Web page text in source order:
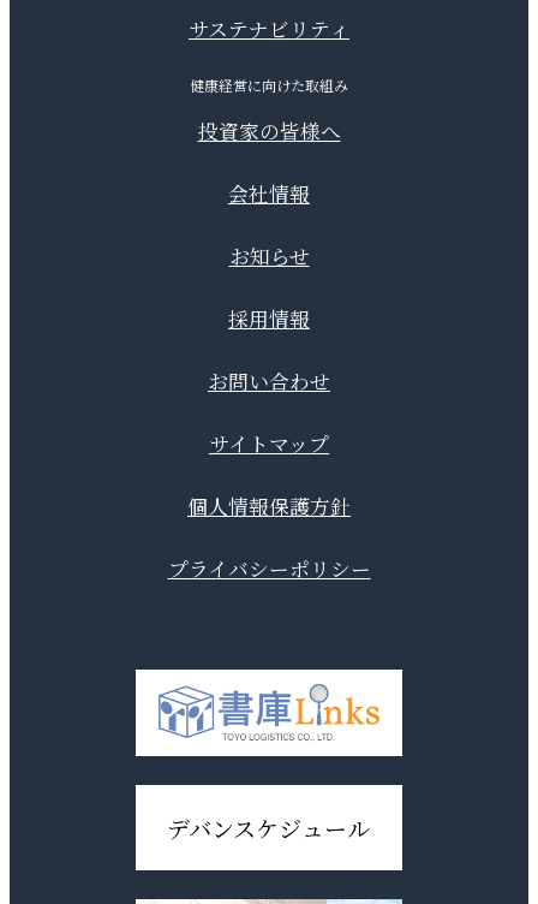
サステナビリティ
健康経営に向けた取組み
投資家の皆様へ
会社情報
お知らせ
採用情報
お問い合わせ
サイトマップ
個人情報保護方針
プライバシーポリシー
デバンスケジュール